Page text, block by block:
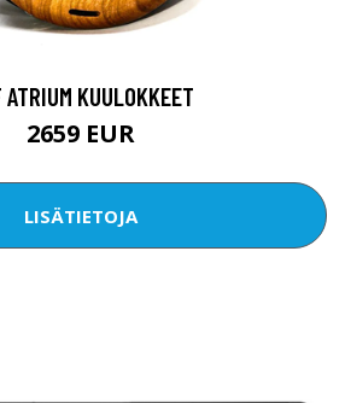
ATRIUM KUULOKKEET
2659 EUR
LISÄTIETOJA